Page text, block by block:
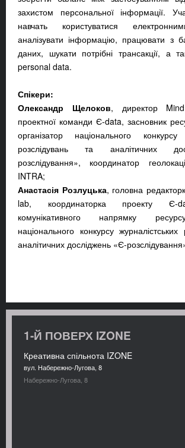
захистом персональної інформації.
навчать користуватися
аналізувати інформацію, працювати з
даних, шукати потрібні трансакції, а
personal data.
Спікери:
Олександр Щелоков, директор
проектної команди Є-data, засновник
організатор національного конкурсу
розслідувань та аналітичних
розслідування», координатор
INTRA;
Анастасія Розлуцька, головна
lab, координаторка проекту Є-
комунікативного напрямку
національного конкурсу журналістських
аналітичних досліджень «Є-
1-Й ПОВЕРХ IZONE
Креативна спільнота IZONE
вул. Набережно-Лугова, 8
Набережно-Лугова, 8